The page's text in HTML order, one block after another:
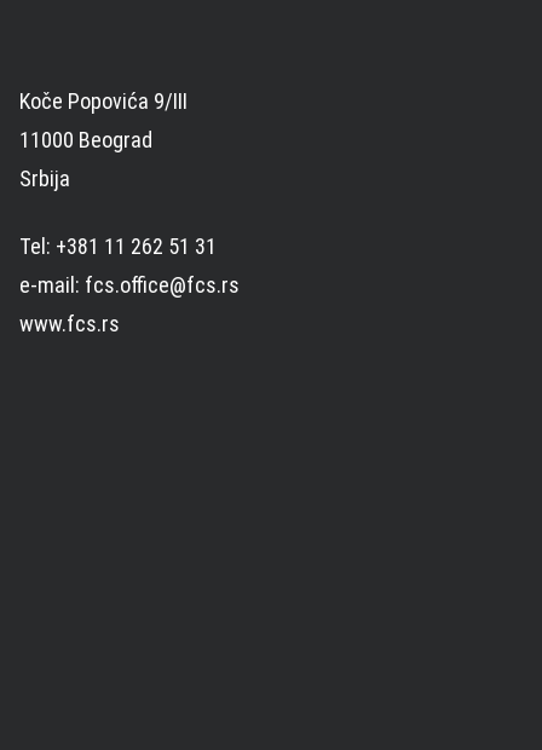
Koče Popovića 9/III
11000 Beograd
Srbija
Tel: +381 11 262 51 31
e-mail: fcs.office@fcs.rs
www.fcs.rs